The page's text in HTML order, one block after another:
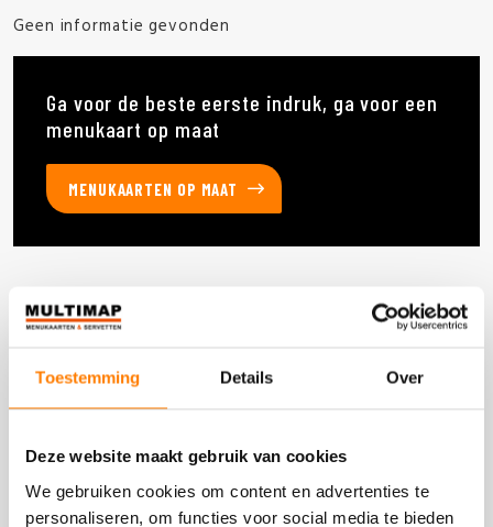
Toestemming Details Over
Deze website maakt gebruik van cookies
We gebruiken cookies om content en advertenties te
personaliseren, om functies voor social media te bieden
Geen informatie gevonden
Ga voor de beste eerste indruk, ga voor een
menukaart op maat
MENUKAARTEN OP MAAT
Deze producten heb je eerder bekeken